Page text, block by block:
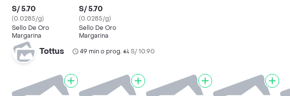
S/ 5.70
(0.0285/g)
Sello De Oro
Margarina
S/ 5.70
(0.0285/g)
Sello De Oro
Margarina
Tottus 49 min o prog.• S/ 10.90